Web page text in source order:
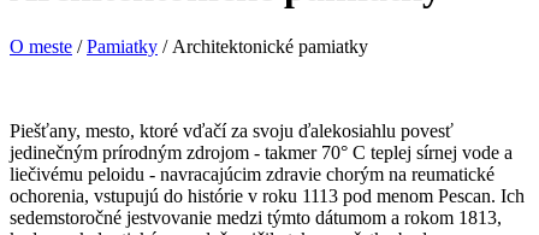
O meste / Pamiatky / Architektonické pamiatky
Piešťany, mesto, ktoré vďačí za svoju ďalekosiahlu povesť
jedinečným prírodným zdrojom - takmer 70° C teplej sírnej vode a
liečivému peloidu - navracajúcim zdravie chorým na reumatické
ochorenia, vstupujú do histórie v roku 1113 pod menom Pescan. Ich
sedemstoročné jestvovanie medzi týmto dátumom a rokom 1813,